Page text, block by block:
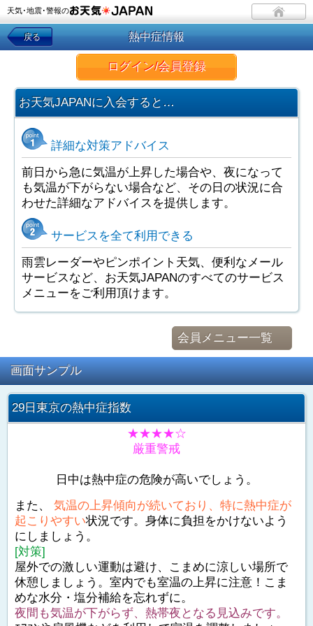
天気･地震･警報の
戻る 熱中症情報
ログイン/会員登録
お天気JAPANに入会すると…
詳細な対策アドバイス
前日から急に気温が上昇した場合や、夜になって
も気温が下がらない場合など、その日の状況に合
わせた詳細なアドバイスを提供します。
サービスを全て利用できる
雨雲レーダーやピンポイント天気、便利なメール
サービスなど、お天気JAPANのすべてのサービス
メニューをご利用頂けます。
会員メニュー一覧
画面サンプル
29日東京の熱中症指数
★★★★☆
厳重警戒
日中は熱中症の危険が高いでしょう。
また、 気温の上昇傾向が続いており、特に熱中症が
起こりやすい状況です。身体に負担をかけないよう
にしましょう。
[対策]
屋外での激しい運動は避け、こまめに涼しい場所で
休憩しましょう。室内でも室温の上昇に注意！こま
めな水分・塩分補給を忘れずに。
夜間も気温が下がらず、熱帯夜となる見込みです。